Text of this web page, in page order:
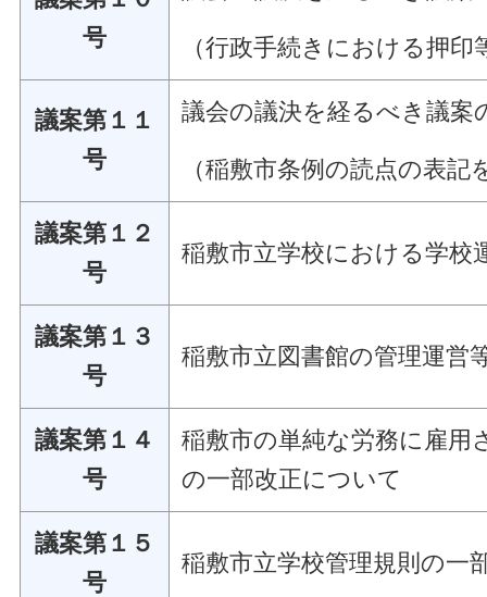
号
（行政手続きにおける押
議案第１１
号
議会の議決を経るべき議案
（稲敷市条例の読点の表
議案第１２
号
稲敷市立学校における学校
議案第１３
号
稲敷市立図書館の管理運営
議案第１４
号
稲敷市の単純な労務に雇用
の一部改正について
議案第１５
号
稲敷市立学校管理規則の一